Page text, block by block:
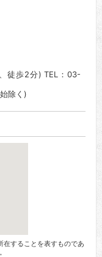
徒歩2分) TEL：03-
除く)
することを表すものであ